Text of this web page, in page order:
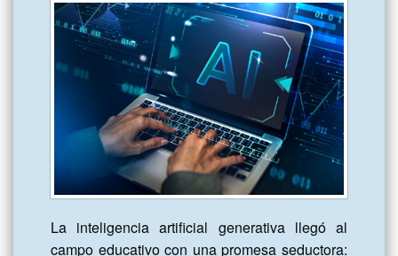
La inteligencia artificial generativa llegó al campo educativo con una promesa seductora: ahorrar tiempo, organizar información, producir textos, resumir documentos, elaborar matrices, sugerir preguntas, revisar redacción y acelerar tareas que antes requerían muchas horas de trabajo intelectual. En la docencia, esa promesa ya ha generado debates importantes. Pero hay otro terreno donde la discusión apenas comienza y donde los riesgos son incluso más delicados: la investigación educativa.

Si en la enseñanza la IA puede automatizar prácticas pedagógicas obsoletas, en la investigación puede automatizar algo igual de problemático: la apariencia de pensamiento académico.

No se trata de negar el valor de la inteligencia artificial. Sería ingenuo hacerlo. Hoy puede apoyar búsquedas iniciales, ordenar categorías, comparar enfoques, revisar la coherencia de un argumento, sugerir rutas metodológicas o ayudar a visualizar relaciones entre conceptos. Bien utilizada, puede convertirse en una mediación poderosa para ampliar el trabajo académico. El problema aparece cuando se le atribuye una función que no le corresponde: sustituir el juicio del investigador.

Investigar no consiste en producir páginas. Tampoco consiste en ensamblar conceptos, acumular citas o generar marcos teóricos formalmente presentables. Investigar implica formular una pregunta relevante, construir un problema, delimitar un objeto, justificar decisiones metodológicas, interpretar evidencias, dialogar críticamente con autores, reconocer límites y asumir responsabilidad sobre lo que se afirma.

Una investigación no se define por la apariencia académica del producto, sino por la calidad del problema, la pertinencia del método, la consistencia del análisis y la responsabilidad de la interpretación. Ninguna herramienta puede reemplazar ese proceso sin empobrecer el sentido mismo de investigar.

La IA puede ayudar a investigar mejor, pero también puede facilitar la simulación de que se investigó.

Ahí se encuentra la tensión central.

En educación, esta tensión adquiere una importancia mayor porque la investigación educativa no trabaja con objetos neutros. Trabaja con sujetos, instituciones, prácticas, políticas, desigualdades, trayectorias, culturas escolares, decisiones públicas y experiencias humanas. No basta con organizar información sobre una realidad: hay que comprenderla, situarla, interpretarla y responder éticamente por la lectura que se hace de ella.

El riesgo no está en que un estudiante de maestría o doctorado use inteligencia artificial para elaborar una matriz comparativa, depurar una pregunta de investigación o contrastar categorías. El problema aparece cuando utiliza la herramienta para evitar la lectura, sustituir el análisis o encubrir la ausencia de criterio propio. En ese momento, la IA deja de ser mediación académica y comienza a funcionar como coartada intelectual.

La IA no inventó la simulación académica. La hizo más rápida, más limpia y más convincente.

Uno de los primeros riesgos es la automatización de la pregunta. La pregunta de investigación no es un trámite. Es el punto de condensación de una inquietud intelectual, una lectura de realidad y una tensión teórica. Cuando se le pide a la IA que “proponga preguntas de investigación” sin haber leído, observado, problematizado o delimitado un campo, lo que suele obtenerse es una lista correcta, general y académicamente plausible, pero débilmente situada. Son preguntas que suenan a investigación, aunque no necesariamente nacen de un problema real.

El segundo riesgo es la simulación del estado del arte y del marco teórico. La IA puede producir con facilidad apartados conceptuales sobre constructivismo, política educativa, evaluación formativa, gestión escolar, inclusión, brecha digital o Nueva Escuela Mexicana. Puede hacerlo con orden, fluidez y apariencia académica. Pero un marco teórico no es una colección de definiciones. Es una toma de posición. Implica seleccionar autores, reconocer debates, identificar tradiciones, distinguir conceptos, advertir tensiones y justificar desde dónde se mira el objeto de estudio.

Algo similar ocurre con los estados del arte. No son simples resúmenes de autores, sino reconstrucciones críticas de lo que se ha investigado, de los debates abiertos y de los vacíos que justifican una nueva indagación. La IA puede ayudar a organizar rutas de búsqueda, identificar campos semánticos o sugerir relaciones iniciales entre temas. Pero no puede reemplazar la revisión directa de fuentes, la lectura crítica de la literatura ni la identificación de vacíos reales de conocimiento.

Aceptar sin verificación una respuesta generada por IA puede producir un efecto especialmente delicado: presentar como debate académico lo que apenas es una síntesis plausible.

El tercer riesgo es delegar la interpretación. En investigación educativa, interpretar no es resumir datos. Es relacionar evidencias con categorías, contextos y preguntas. Es reconocer patrones sin borrar singularidades. Es advertir contradicciones. Es decidir qué significa un hallazgo y qué no puede afirmarse a partir de él.

Si el investigador entrega entrevistas, respuestas abiertas, narrativas docentes o documentos institucionales a una herramienta de IA para que “haga el análisis”, sin comprender el método, sin revisar categorías y sin contrastar resultados, no está fortaleciendo su investigación. Está renunciando al núcleo más importante de su trabajo intelectual.

Investigar exige lo que en el campo académico suele llamarse vigilancia epistemológica. En términos simples, significa revisar desde dónde se pregunta, con qué categorías se mira, qué supuestos se arrastran, qué límites tiene la evidencia disponible y qué consecuencias puede tener una interpretación. Esa vigilancia no puede automatizarse. Puede apoyarse, documentarse y contrastarse con herramientas digitales, pero no puede ser delegada.

El cuarto riesgo es diluir la autoría. Este punto es ético y académico. La inteligencia artificial no es autora en sentido estricto: no tiene intención, responsabilidad, conciencia del contexto ni compromiso con la verdad. Puede simular operaciones intelectuales valiosas, pero no puede hacerse responsable del sentido, la pertinencia ni las consecuencias de una interpretación.

La autoría sigue perteneciendo a quien formula el problema, decide usar la herramienta, revisa sus resultados, corrige sus errores, verifica sus afirmaciones y asume las consecuencias de lo escrito.

Usar IA no elimina la responsabilidad del investigador; la incrementa.

Por eso, la discusión no debe reducirse a una pregunta administrativa: ¿se permite o no se permite usar IA? Esa pregunta es insuficiente. La discusión de fondo es otra: ¿bajo qué condiciones su uso fortalece el pensamiento académico y bajo qué condiciones lo debilita?

En la formación de posgrado, la IA puede tener un lugar legítimo si se usa con transparencia, método y criterio. Puede servir para construir una primera matriz comparativa entre enfoques educativos; pero el estudiante debe verificarla, corregirla y discutir sus simplificaciones. Puede apoyar la revisión de coherencia de una pregunta de investigación; pero no debe formularla en lugar del investigador. Puede sugerir categorías de análisis; pero estas deben justificarse teóricamente. Puede ayudar a ordenar bibliografía; pero no reemplaza la lectura directa de los textos. Puede mejorar la redacción; pero no debe fabricar el pensamiento.

No todo uso de IA exige el mismo nivel de declaración. No es lo mismo corregir puntuación, mejorar la claridad de una frase o revisar la consistencia de un párrafo que pedirle a la herramienta formular categorías, interpretar datos, construir argumentos o redactar apartados sustantivos. La exigencia ética crece cuando la IA interviene en decisiones intelectuales relevantes.

Esta discusión no compete solo a quienes cursan un posgrado. También interpela a docentes, asesores, formadores, directivos y responsables de diseñar propuestas educativas, porque todos enfrentan hoy la misma tentación: producir más rápido sin necesariamente comprender mejor.

La diferencia entre apoyo metodológico y simulación académica está en el juicio de quien investiga.

De ahí que el uso responsable de IA en investigación educativa exija, al menos, tres condiciones. La primera es transparencia: declarar cuándo, cómo y para qué se utilizó, especialmente cuando su intervención fue sustantiva. La segunda es verificabilidad: contrastar sus respuestas con fuentes académicas, documentos normativos, evidencia empírica o literatura especializada. La tercera es apropiación crítica: explicar qué se aceptó, qué se corrigió, qué se descartó y por qué.

No declarar el uso sustantivo de IA, presentar como propio un análisis no revisado o utilizar referencias no verificadas compromete la integridad académica. No porque la IA sea ilegítima en sí misma, sino porque la investigación exige trazabilidad intelectual: la posibilidad de mostrar cómo se llegó a una pregunta, con qué fuentes se trabajó, qué decisiones metodológicas se tomaron y por qué se sostienen determinadas afirmaciones.

En un curso de teoría y política educativa, por ejemplo, pedir a los doctorantes una matriz comparativa asistida por IA sobre conductismo, cognitivismo, constructivismo, humanismo, enfoque sociocultural y neurociencia puede ser una actividad pertinente. Pero solo si se acompaña de una nota crítica. No basta con entregar la matriz. Hay que explicar qué produjo la herramienta, qué simplificó, qué omitió, qué corrigió el estudiante y cómo esa comparación ayuda a comprender el diseño de políticas educativas.

Ese desplazamiento es crucial: pasar de la entrega automática al trabajo intelectual visible.

Investigar con IA no puede significar pensar menos. Debería significar pensar mejor, con más contraste, con más vigilancia epistemológica y con mayor conciencia de los límites de la herramienta. Si la inteligencia artificial reduce el esfuerzo